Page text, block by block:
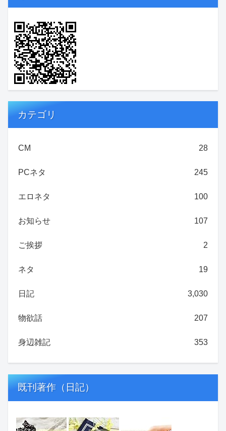
カテゴリ
CM 28
PCネタ 245
エロネタ 100
お知らせ 107
ご挨拶 2
ネタ 19
日記 3,030
物欲話 207
身辺雑記 353
既刊著作（日記）